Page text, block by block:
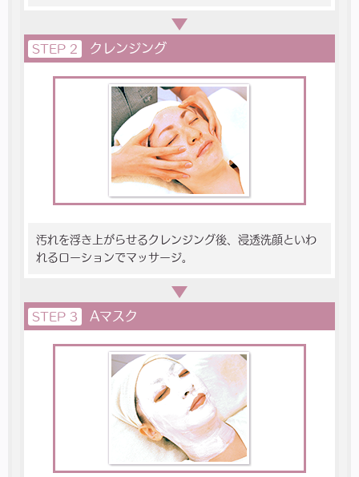
STEP 2 クレンジング
汚れを浮き上がらせるクレンジング後、浸透洗顔といわ
れるローションでマッサージ。
STEP 3 Aマスク